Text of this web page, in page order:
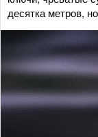
десятка метров,